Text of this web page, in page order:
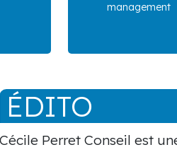
management
ÉDITO
Cécile Perret Conseil est